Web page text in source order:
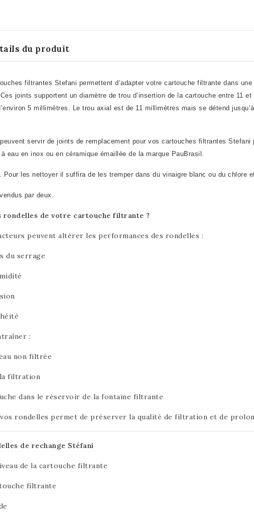
du produit
filtrantes Stefani permettent d’adapter votre cartouche filtrante dans
joints supportent un diamètre de trou d’insertion de la cartouche entre
5 millimètres. Le trou axial est de 11 millimètres mais se détend
servir de joints de remplacement pour vos cartouches filtrantes
eau en inox ou en céramique émaillée de la marque PauBrasil.
les nettoyer il suffira de les tremper dans du vinaigre blanc ou du chlore
par deux.
rondelles de votre cartouche filtrante ?
peuvent altérer les performances des rondelles :
du serrage
:
non filtrée
la filtration
dans le réservoir de la fontaine filtrante
rondelles permet de préserver la qualité de filtration et de
de rechange Stéfani
de la cartouche filtrante
filtrante